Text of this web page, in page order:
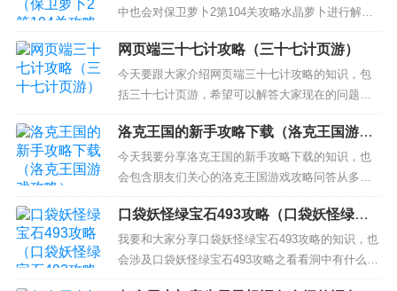
攻略有哪些 1、蜘蛛巢穴是4人高级难度副本，出
现...
中也会对保卫萝卜2第104关攻略水晶萝卜进行解
释，如果能碰巧解决你现在面临的问题，别忘了关
注本站，现在开始吧！ 本文目录一览： 1、保卫萝
卜2挑战模式未解锁的萝卜无法切换 2、保卫萝卜2
天天向上图形像22=5那关怎么过 3、保卫萝卜2第10
4关...
网页端三十七计攻略（三十七计页游）
今天要跟大家介绍网页端三十七计攻略的知识，包
括三十七计页游，希望可以解答大家现在的问题！
本文目录一览： 1、兵法三十七计逐鹿中原怎么破阵
的 2、兵法三十七计宝库将顺序 3、三十六计的游戏
攻略 4、兵法三十七计重生如何搞 5、网页游戏三十
六计怎么玩 兵法三十七计逐鹿中原怎么破阵的 第...
洛克王国的新手攻略下载（洛克王国游戏
攻略）
今天我要分享洛克王国的新手攻略下载的知识，也
会包含朋友们关心的洛克王国游戏攻略问答从多个
角度来解答，我希望能够解决你现在遇到的问题！
本文目录一览： 1、关于洛克王国。洛克王国新手攻
略。 2、洛克王国的消费兼新手速成攻略 3、洛克王
国怎么玩 4、2022洛克王国新手任务怎么过 5、...
口袋妖怪绿宝石493攻略（口袋妖怪绿宝
石493攻略之看看洞中有什么）
我要和大家分享口袋妖怪绿宝石493攻略的知识，也
会涉及口袋妖怪绿宝石493攻略之看看洞中有什么，
希望可以解决你现在的问题！ 本文目录一览： 1、